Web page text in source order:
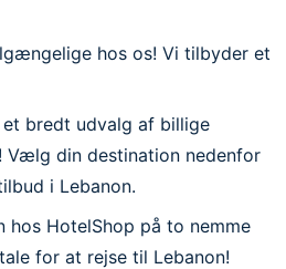
hos os! Vi tilbyder et
bredt udvalg af billige
Vælg din destination nedenfor
i Lebanon.
hos HotelShop på to nemme
for at rejse til Lebanon!